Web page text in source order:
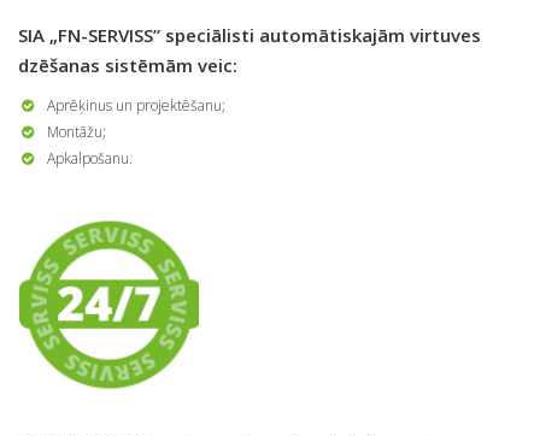
SIA „FN-SERVISS” speciālisti automātiskajām virtuves
dzēšanas sistēmām veic:
Aprēķinus un projektēšanu;
Montāžu;
Apkalpošanu.